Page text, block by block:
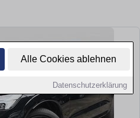
Alle Cookies ablehnen
Datenschutzerklärung